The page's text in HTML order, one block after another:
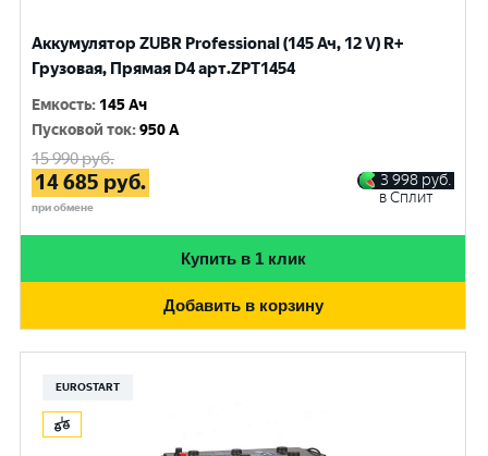
Аккумулятор ZUBR Professional (145 Ач, 12 V) R+
Грузовая, Прямая D4 арт.ZPT1454
Емкость: 145 Ач
Пусковой ток:950 A
15 990руб.
14 685 руб.
при обмене
3 998 руб.
в Сплит
Купить в 1 клик
Добавить в корзину
EUROSTART